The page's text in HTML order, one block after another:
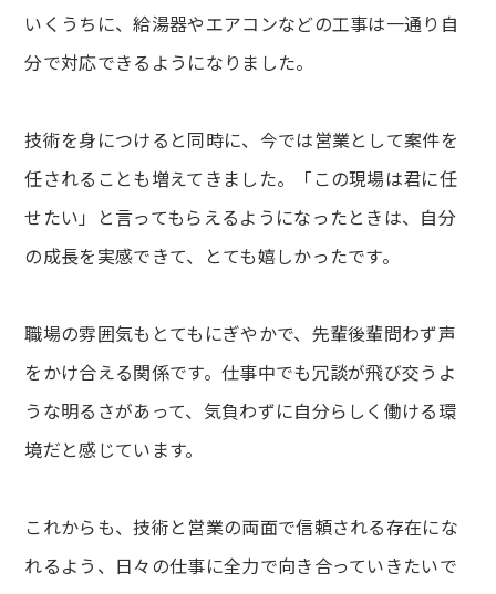
いくうちに、給湯器やエアコンなどの工事は一通り自
分で対応できるようになりました。
技術を身につけると同時に、今では営業として案件を
任されることも増えてきました。「この現場は君に任
せたい」と言ってもらえるようになったときは、自分
の成長を実感できて、とても嬉しかったです。
職場の雰囲気もとてもにぎやかで、先輩後輩問わず声
をかけ合える関係です。仕事中でも冗談が飛び交うよ
うな明るさがあって、気負わずに自分らしく働ける環
境だと感じています。
これからも、技術と営業の両面で信頼される存在にな
れるよう、日々の仕事に全力で向き合っていきたいで